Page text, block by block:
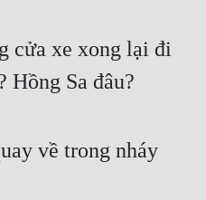
cửa xe xong lại đi
Hồng Sa đâu?
về trong nháy